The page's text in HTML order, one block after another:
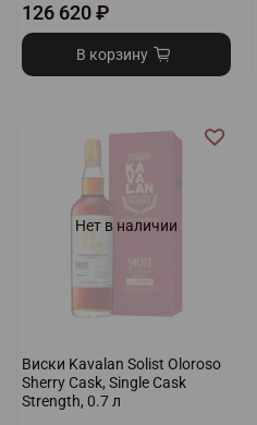
126 620 ₽
В корзину
Нет в наличии
Виски Kavalan Solist Oloroso
Sherry Cask, Single Cask
Strength, 0.7 л